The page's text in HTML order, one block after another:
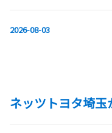
2026-08-03
詳しくはこちら
ネッツトヨタ埼